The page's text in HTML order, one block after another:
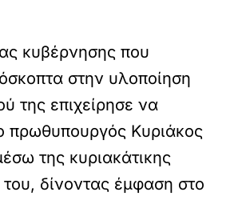
κυβέρνησης που
στην υλοποίηση
της επιχείρησε να
πρωθυπουργός Κυριάκος
της κυριακάτικης
δίνοντας έμφαση στο